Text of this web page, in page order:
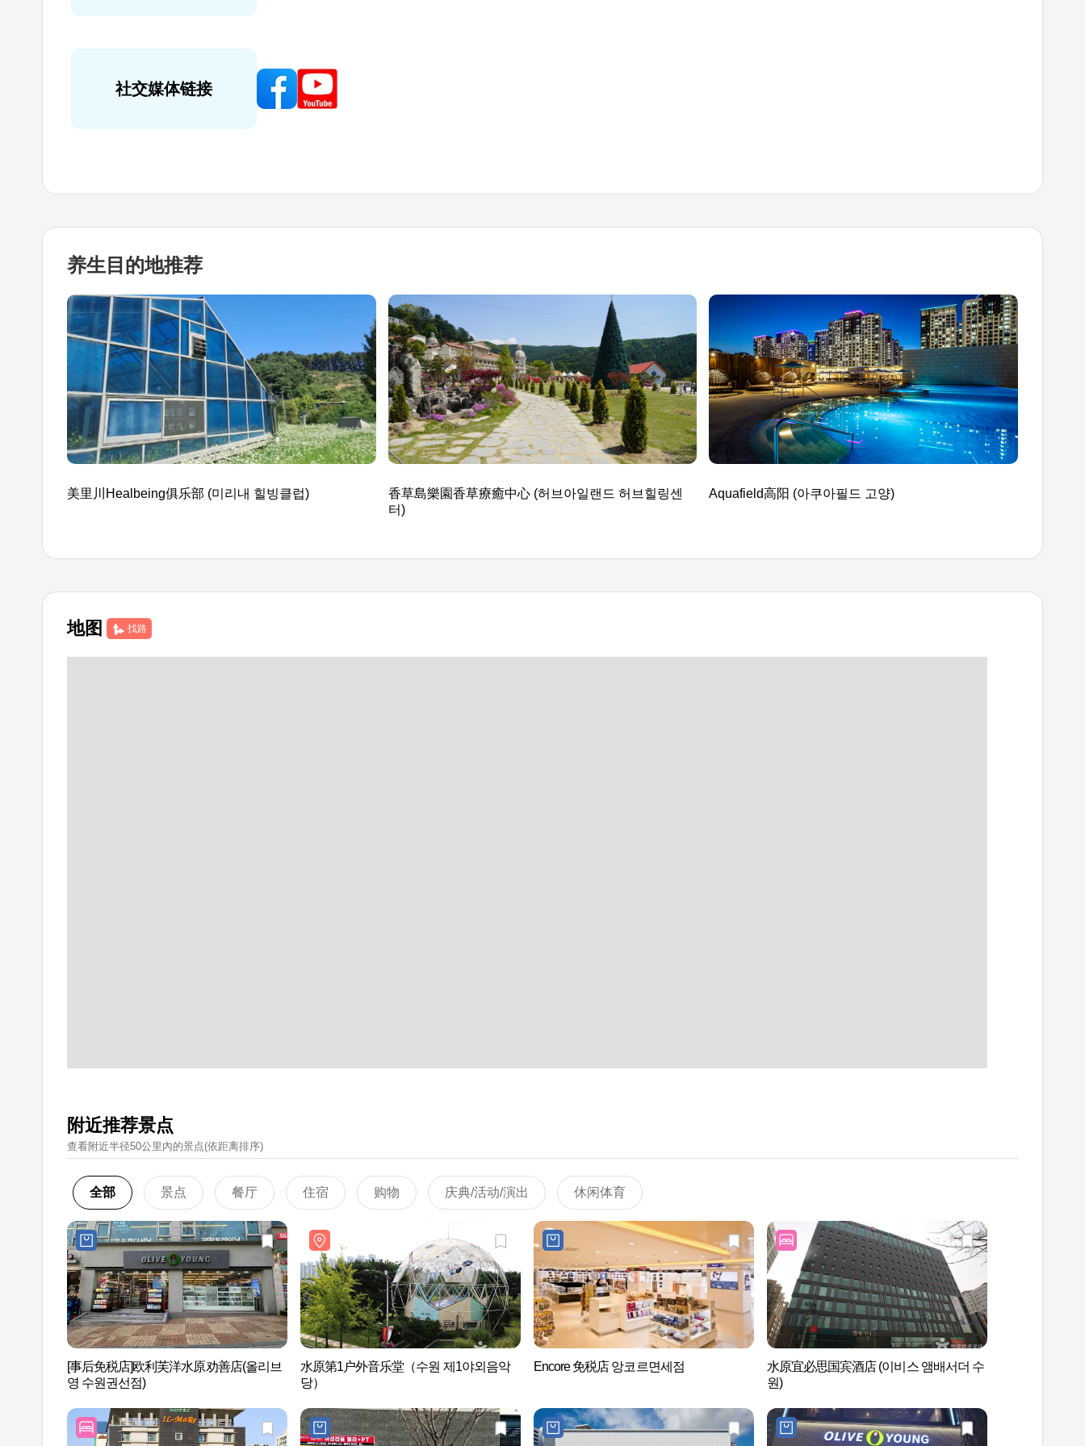
社交媒体链接
养生目的地推荐
美里川Healbeing俱乐部 (미리내 힐빙클럽)
香草島樂園香草療癒中心 (허브아일랜드 허브힐링센
터)
Aquafield高阳 (아쿠아필드 고양)
地图 找路
附近推荐景点
查看附近半径50公里內的景点(依距离排序)
全部 景点 餐厅 住宿 购物 庆典/活动/演出 休闲体育
[事后免税店]欧利芙洋水原劝善店(올리브
영 수원권선점)
水原第1户外音乐堂（수원 제1야외음악
당）
Encore 免税店 앙코르면세점
水原宜必思国宾酒店 (이비스 앰배서더 수
원)